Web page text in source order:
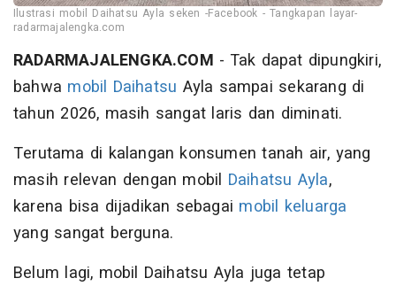
Ilustrasi mobil Daihatsu Ayla seken -Facebook - Tangkapan layar-
radarmajalengka.com
RADARMAJALENGKA.COM - Tak dapat dipungkiri,
bahwa mobil Daihatsu Ayla sampai sekarang di
tahun 2026, masih sangat laris dan diminati.
Terutama di kalangan konsumen tanah air, yang
masih relevan dengan mobil Daihatsu Ayla,
karena bisa dijadikan sebagai mobil keluarga
yang sangat berguna.
Belum lagi, mobil Daihatsu Ayla juga tetap